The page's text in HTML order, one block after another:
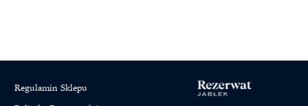
Regulamin Sklepu